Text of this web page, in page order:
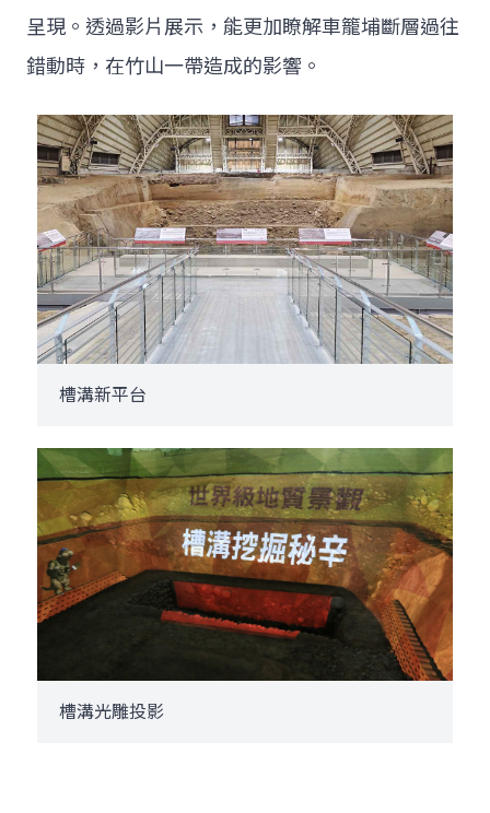
呈現。透過影片展示，能更加瞭解車籠埔斷層過往
錯動時，在竹山一帶造成的影響。
槽溝新平台
槽溝光雕投影